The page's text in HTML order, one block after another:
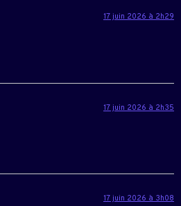
17 juin 2026 à 2h29
17 juin 2026 à 2h35
17 juin 2026 à 3h08